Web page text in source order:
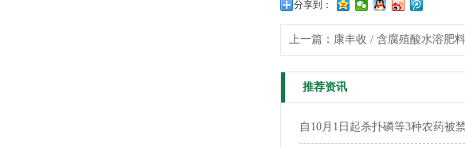
分享到：
上一篇： 康丰收 / 含腐殖酸水溶肥料
推荐资讯
自10月1日起杀扑磷等3种农药被禁